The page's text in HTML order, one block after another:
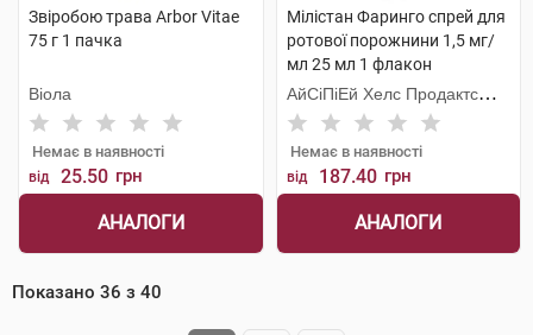
Звіробою трава Arbor Vitae
75 г 1 пачка
Віола
Немає в наявності
від 25.50 грн
АНАЛОГИ
Мілістан Фаринго спрей для
ротової порожнини 1,5 мг/
мл 25 мл 1 флакон
АйСіПіЕй Хелс Продактc
Лімітед
Немає в наявності
від 187.40 грн
АНАЛОГИ
Показано 36 з 40